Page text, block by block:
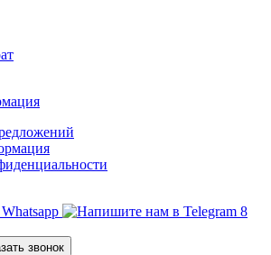
8
звонок